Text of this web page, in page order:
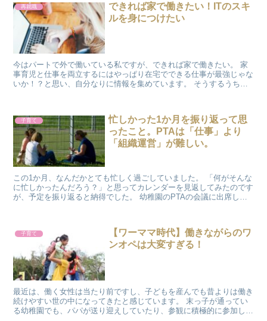
再就職
できれば家で働きたい！ITのスキ
ルを身につけたい
今はパートで外で働いている私ですが、できれば家で働きたい。 家
事育児と仕事を両立するにはやっぱり在宅でできる仕事が最強じゃな
いか！？と思い、自分なりに情報を集めています。 そうするうち
子育て
忙しかった1か月を振り返って思
ったこと。PTAは「仕事」より
「組織運営」が難しい。
この1か月、なんだかとても忙しく過ごしていました。 「何がそんな
に忙しかったんだろう？」と思ってカレンダーを見返してみたのです
が、予定を振り返ると納得でした。 幼稚園のPTAの会議に出席した
子育て
【ワーママ時代】働きながらのワ
ンオペは大変すぎる！
最近は、働く女性は当たり前ですし、子どもを産んでも昔よりは働き
続けやすい世の中になってきたと感じています。 末っ子が通ってい
る幼稚園でも、パパが送り迎えしていたり、参観に積極的に参加して